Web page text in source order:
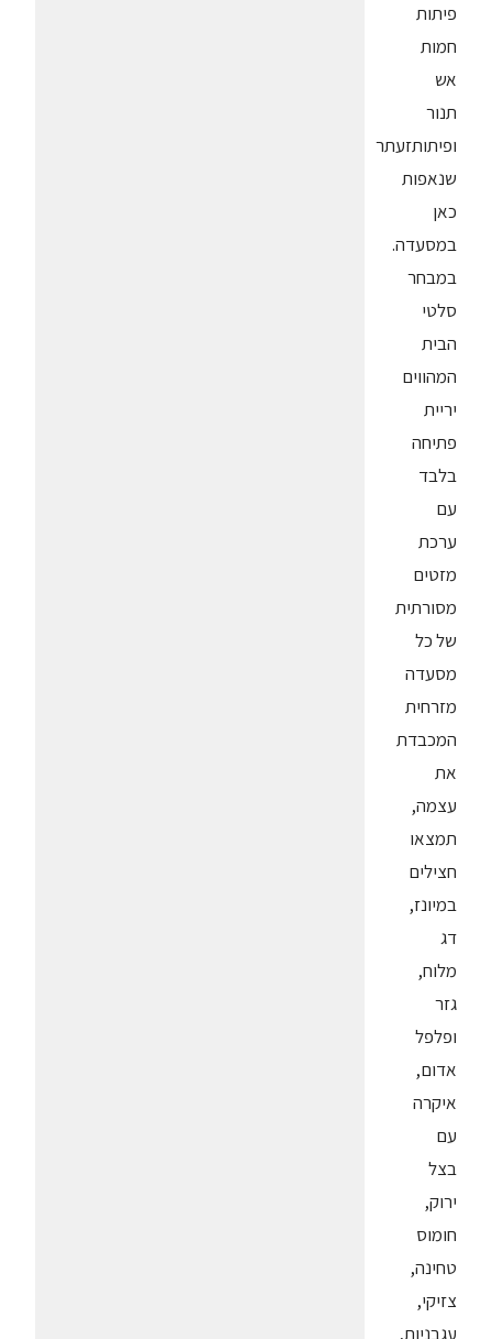
פיתות
חמות
אש
תנור
ופיתותזעתר
שנאפות
כאן
במסעדה.
במבחר
סלטי
הבית
המהווים
יריית
פתיחה
בלבד
עם
ערכת
מזטים
מסורתית
של כל
מסעדה
מזרחית
המכבדת
את
עצמה,
תמצאו
חצילים
במיונז,
דג
מלוח,
גזר
ופלפל
אדום,
איקרה
עם
בצל
ירוק,
חומוס
טחינה,
צזיקי,
עגבניות,